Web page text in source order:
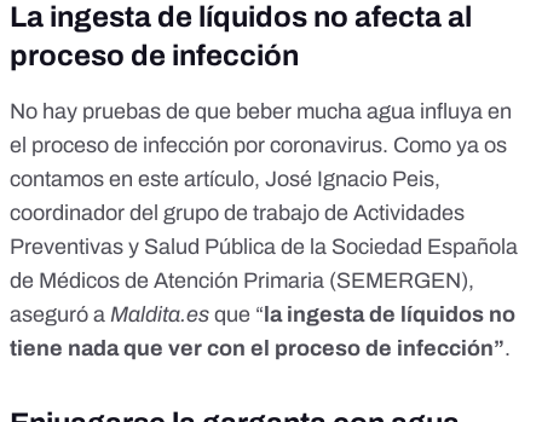
La ingesta de líquidos no afecta al
proceso de infección
No hay pruebas de que beber mucha agua influya en
el proceso de infección por coronavirus. Como ya os
contamos en este artículo, José Ignacio Peis,
coordinador del grupo de trabajo de Actividades
Preventivas y Salud Pública de la Sociedad Española
de Médicos de Atención Primaria (SEMERGEN),
aseguró a Maldita.es que “ la ingesta de líquidos no
tiene nada que ver con el proceso de infección”.